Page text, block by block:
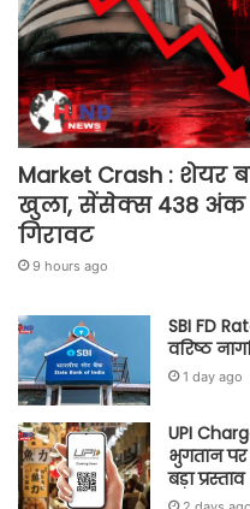
Market Crash : शेयर
खुला, सेंसेक्स 438 अंक
गिरावट
9 hours ago
SBI FD
वरिष्ठ
1 day ago
UPI
भुगतान
बड़ा प्रस्ताव